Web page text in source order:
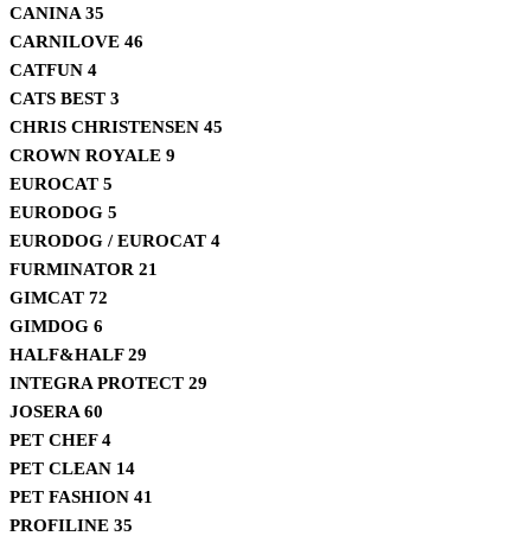
CANINA 35
CARNILOVE 46
CATFUN 4
CATS BEST 3
CHRIS CHRISTENSEN 45
CROWN ROYALE 9
EUROCAT 5
EURODOG 5
EURODOG / EUROCAT 4
FURMINATOR 21
GIMCAT 72
GIMDOG 6
HALF&HALF29
INTEGRA PROTECT 29
JOSERA 60
PET CHEF4
PET CLEAN 14
PET FASHION 41
PROFILINE 35